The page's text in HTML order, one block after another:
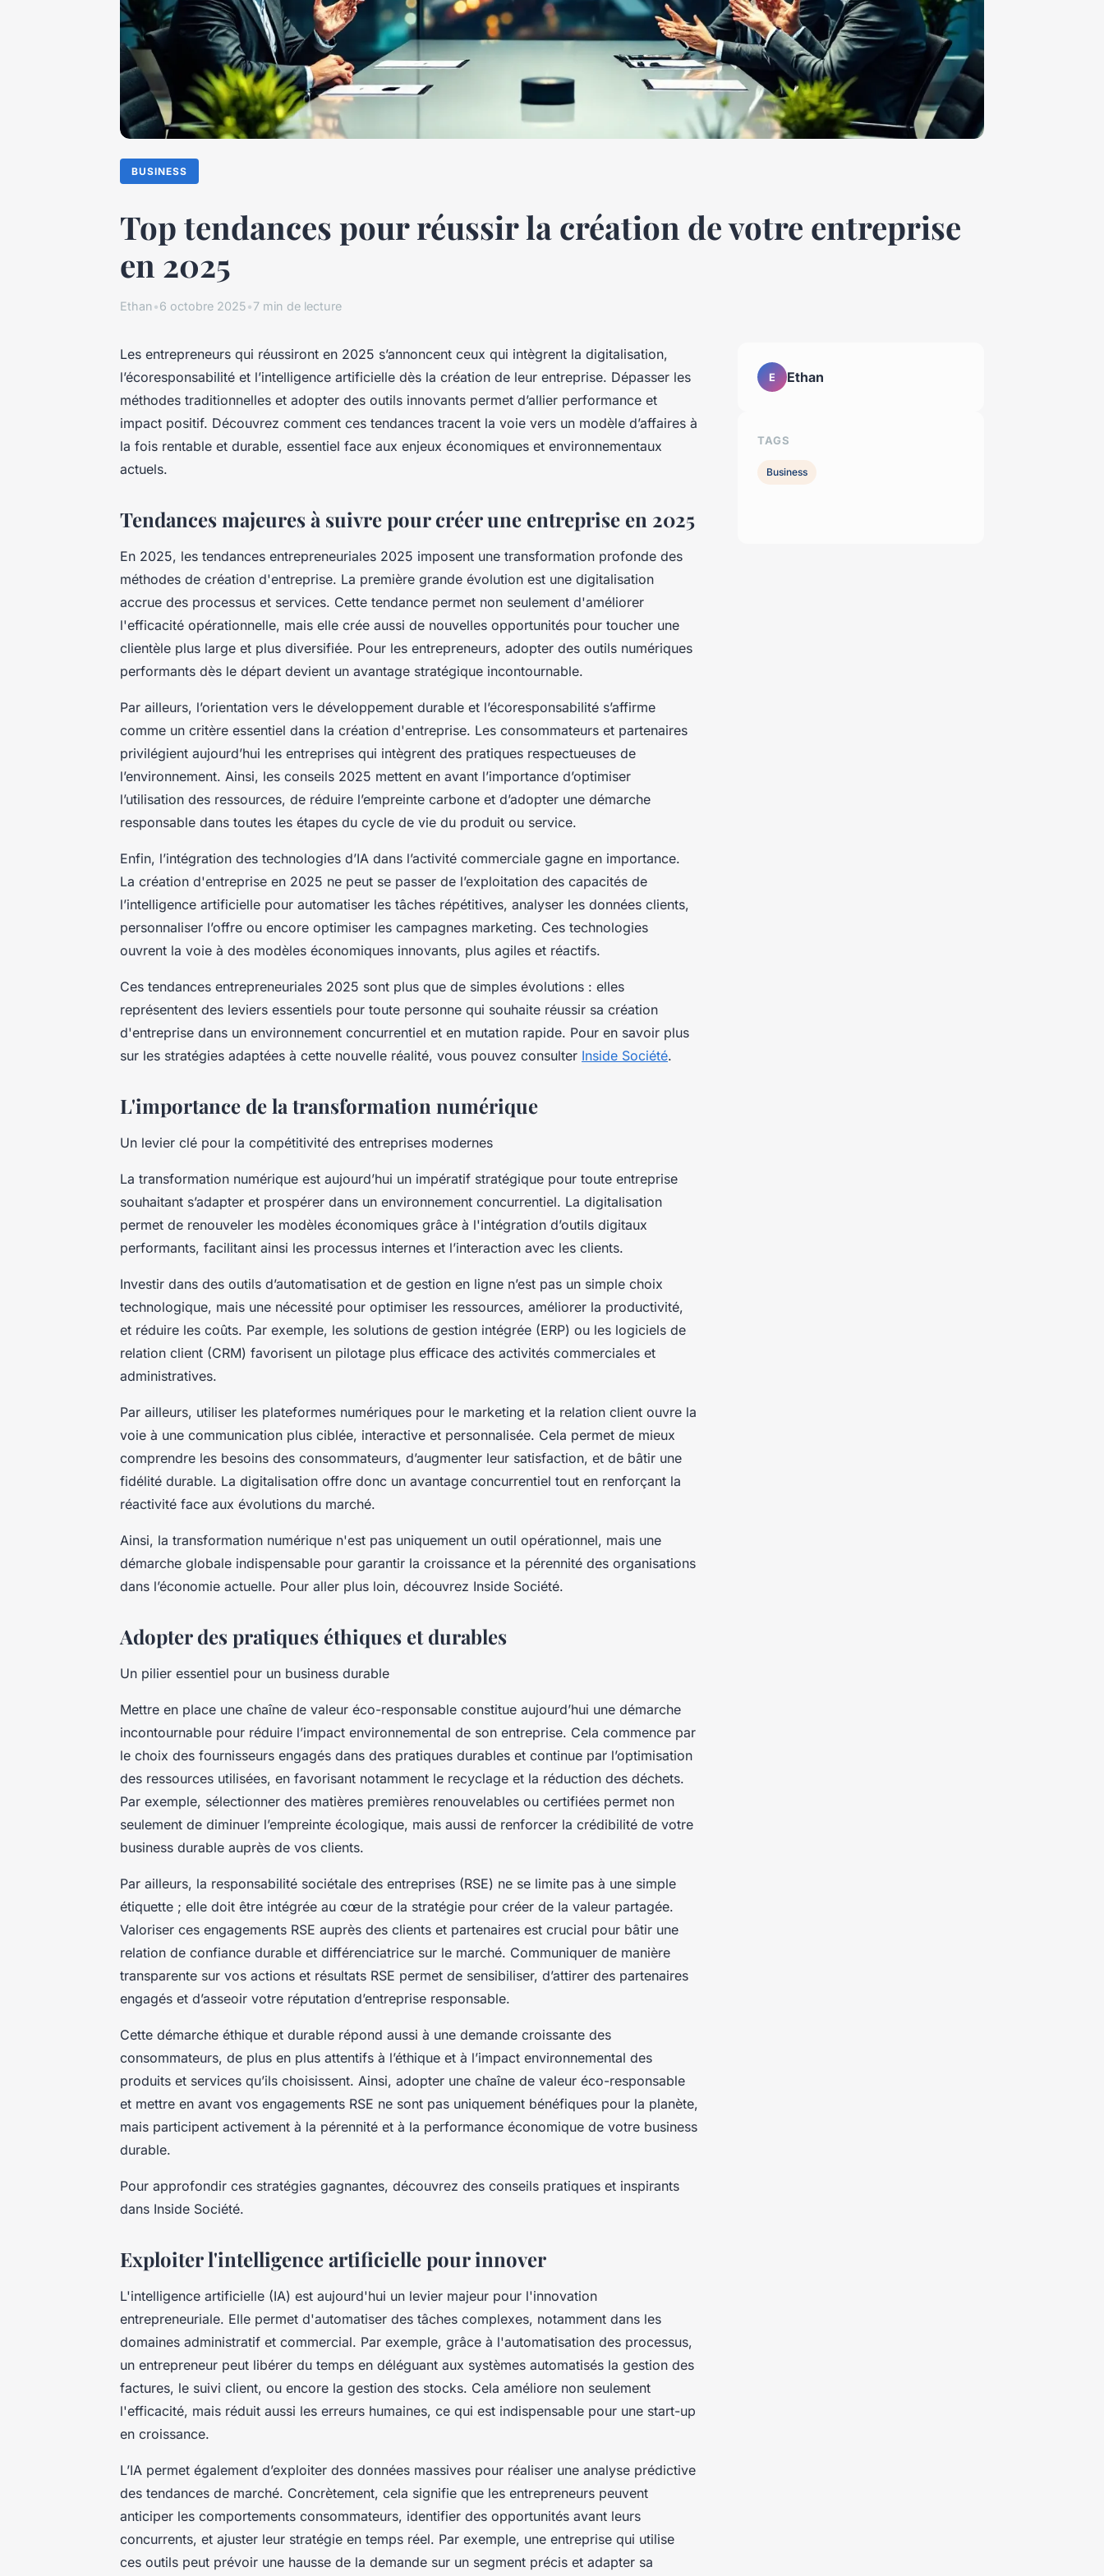
BUSINESS
Top tendances pour réussir la création de votre entreprise
en 2025
Ethan•6 octobre 2025•7 min de lecture
Les entrepreneurs qui réussiront en 2025 s’annoncent ceux qui intègrent la digitalisation,
l’écoresponsabilité et l’intelligence artificielle dès la création de leur entreprise. Dépasser les
méthodes traditionnelles et adopter des outils innovants permet d’allier performance et
impact positif. Découvrez comment ces tendances tracent la voie vers un modèle d’affaires à
la fois rentable et durable, essentiel face aux enjeux économiques et environnementaux
actuels.
Tendances majeures à suivre pour créer une entreprise en 2025
En 2025, les tendances entrepreneuriales 2025 imposent une transformation profonde des
méthodes de création d'entreprise. La première grande évolution est une digitalisation
accrue des processus et services. Cette tendance permet non seulement d'améliorer
l'efficacité opérationnelle, mais elle crée aussi de nouvelles opportunités pour toucher une
clientèle plus large et plus diversifiée. Pour les entrepreneurs, adopter des outils numériques
performants dès le départ devient un avantage stratégique incontournable.
Par ailleurs, l’orientation vers le développement durable et l’écoresponsabilité s’affirme
comme un critère essentiel dans la création d'entreprise. Les consommateurs et partenaires
privilégient aujourd’hui les entreprises qui intègrent des pratiques respectueuses de
l’environnement. Ainsi, les conseils 2025 mettent en avant l’importance d’optimiser
l’utilisation des ressources, de réduire l’empreinte carbone et d’adopter une démarche
responsable dans toutes les étapes du cycle de vie du produit ou service.
Enfin, l’intégration des technologies d’IA dans l’activité commerciale gagne en importance.
La création d'entreprise en 2025 ne peut se passer de l’exploitation des capacités de
l’intelligence artificielle pour automatiser les tâches répétitives, analyser les données clients,
personnaliser l’offre ou encore optimiser les campagnes marketing. Ces technologies
ouvrent la voie à des modèles économiques innovants, plus agiles et réactifs.
Ces tendances entrepreneuriales 2025 sont plus que de simples évolutions : elles
représentent des leviers essentiels pour toute personne qui souhaite réussir sa création
d'entreprise dans un environnement concurrentiel et en mutation rapide. Pour en savoir plus
sur les stratégies adaptées à cette nouvelle réalité, vous pouvez consulter Inside Société.
L'importance de la transformation numérique
Un levier clé pour la compétitivité des entreprises modernes
La transformation numérique est aujourd’hui un impératif stratégique pour toute entreprise
souhaitant s’adapter et prospérer dans un environnement concurrentiel. La digitalisation
permet de renouveler les modèles économiques grâce à l'intégration d’outils digitaux
performants, facilitant ainsi les processus internes et l’interaction avec les clients.
Investir dans des outils d’automatisation et de gestion en ligne n’est pas un simple choix
technologique, mais une nécessité pour optimiser les ressources, améliorer la productivité,
et réduire les coûts. Par exemple, les solutions de gestion intégrée (ERP) ou les logiciels de
relation client (CRM) favorisent un pilotage plus efficace des activités commerciales et
administratives.
Par ailleurs, utiliser les plateformes numériques pour le marketing et la relation client ouvre la
voie à une communication plus ciblée, interactive et personnalisée. Cela permet de mieux
comprendre les besoins des consommateurs, d’augmenter leur satisfaction, et de bâtir une
fidélité durable. La digitalisation offre donc un avantage concurrentiel tout en renforçant la
réactivité face aux évolutions du marché.
Ainsi, la transformation numérique n'est pas uniquement un outil opérationnel, mais une
démarche globale indispensable pour garantir la croissance et la pérennité des organisations
dans l’économie actuelle. Pour aller plus loin, découvrez Inside Société.
Adopter des pratiques éthiques et durables
Un pilier essentiel pour un business durable
Mettre en place une chaîne de valeur éco-responsable constitue aujourd’hui une démarche
incontournable pour réduire l’impact environnemental de son entreprise. Cela commence par
le choix des fournisseurs engagés dans des pratiques durables et continue par l’optimisation
des ressources utilisées, en favorisant notamment le recyclage et la réduction des déchets.
Par exemple, sélectionner des matières premières renouvelables ou certifiées permet non
seulement de diminuer l’empreinte écologique, mais aussi de renforcer la crédibilité de votre
business durable auprès de vos clients.
Par ailleurs, la responsabilité sociétale des entreprises (RSE) ne se limite pas à une simple
étiquette ; elle doit être intégrée au cœur de la stratégie pour créer de la valeur partagée.
Valoriser ces engagements RSE auprès des clients et partenaires est crucial pour bâtir une
relation de confiance durable et différenciatrice sur le marché. Communiquer de manière
transparente sur vos actions et résultats RSE permet de sensibiliser, d’attirer des partenaires
engagés et d’asseoir votre réputation d’entreprise responsable.
Cette démarche éthique et durable répond aussi à une demande croissante des
consommateurs, de plus en plus attentifs à l’éthique et à l’impact environnemental des
produits et services qu’ils choisissent. Ainsi, adopter une chaîne de valeur éco-responsable
et mettre en avant vos engagements RSE ne sont pas uniquement bénéfiques pour la planète,
mais participent activement à la pérennité et à la performance économique de votre business
durable.
Pour approfondir ces stratégies gagnantes, découvrez des conseils pratiques et inspirants
dans Inside Société.
Exploiter l'intelligence artificielle pour innover
L'intelligence artificielle (IA) est aujourd'hui un levier majeur pour l'innovation
entrepreneuriale. Elle permet d'automatiser des tâches complexes, notamment dans les
domaines administratif et commercial. Par exemple, grâce à l'automatisation des processus,
un entrepreneur peut libérer du temps en déléguant aux systèmes automatisés la gestion des
factures, le suivi client, ou encore la gestion des stocks. Cela améliore non seulement
l'efficacité, mais réduit aussi les erreurs humaines, ce qui est indispensable pour une start-up
en croissance.
L’IA permet également d’exploiter des données massives pour réaliser une analyse prédictive
des tendances de marché. Concrètement, cela signifie que les entrepreneurs peuvent
anticiper les comportements consommateurs, identifier des opportunités avant leurs
concurrents, et ajuster leur stratégie en temps réel. Par exemple, une entreprise qui utilise
ces outils peut prévoir une hausse de la demande sur un segment précis et adapter sa
E Ethan
TAGS
Business